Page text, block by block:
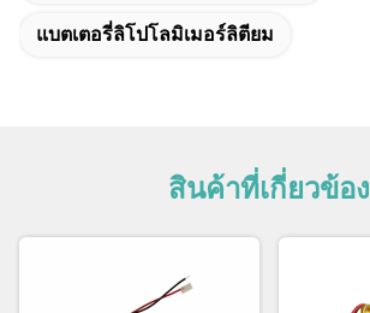
แบตเตอรี่ลิโปโลมิเมอร์ลิตียม
สินค้าที่เกี่ยวข้อง